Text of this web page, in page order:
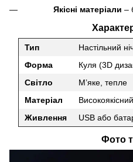
Якісні матеріали –
Тип
Настільний
Форма
Куля (3D
Світло
М’яке, тепле
Матеріал
Живлення
USB або
Фото